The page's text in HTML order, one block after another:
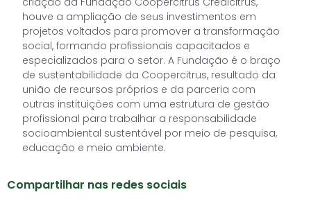
houve a ampliação de seus investimentos em
projetos voltados para promover a transformação
social, formando profissionais capacitados e
especializados para o setor. A Fundação é o braço
de sustentabilidade da Coopercitrus, resultado da
união de recursos próprios e da parceria com
outras instituições com uma estrutura de gestão
profissional para trabalhar a responsabilidade
socioambiental sustentável por meio de pesquisa,
educação e meio ambiente.
Compartilhar nas redes sociais